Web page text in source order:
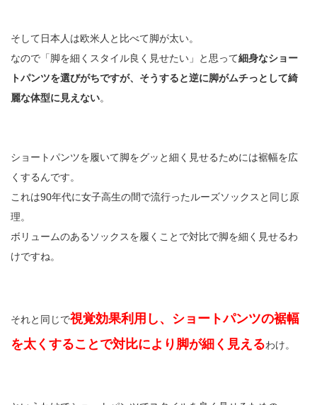
そして日本人は欧米人と比べて脚が太い。
なので「脚を細くスタイル良く見せたい」と思って細身なショー
トパンツを選びがちですが、そうすると逆に脚がムチっとして綺
麗な体型に見えない。
ショートパンツを履いて脚をグッと細く見せるためには裾幅を広
くするんです。
これは90年代に女子高生の間で流行ったルーズソックスと同じ原
理。
ボリュームのあるソックスを履くことで対比で脚を細く見せるわ
けですね。
それと同じで視覚効果利用し、ショートパンツの裾幅
を太くすることで対比により脚が細く見えるわけ。